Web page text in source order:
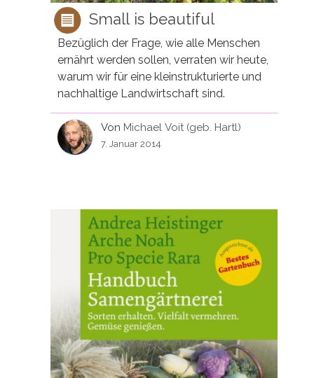
Small is beautiful
Bezüglich der Frage, wie alle Menschen
ernährt werden sollen, verraten wir heute,
warum wir für eine kleinstrukturierte und
nachhaltige Landwirtschaft sind.
Von Michael Voit (geb. Hartl)
7. Januar 2014